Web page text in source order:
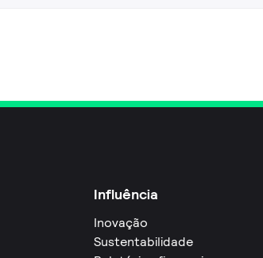
Influência
Inovação
Sustentabilidade